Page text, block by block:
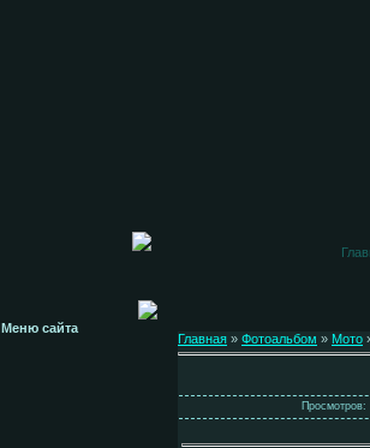
Меню сайта
Главная » Фотоальбом » Мото